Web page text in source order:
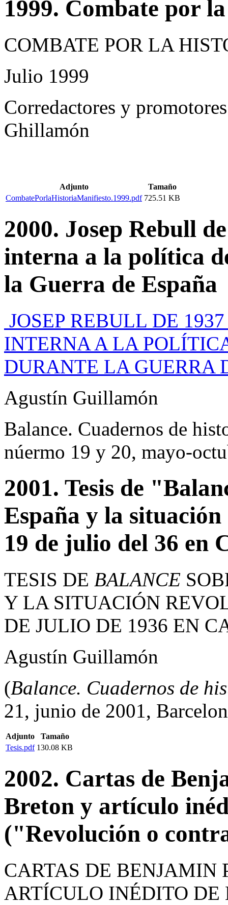
1999. Combate por
COMBATE POR LA
Julio 1999
Corredactores y
Ghillamón
Adjunto
Tamaño
CombatePorlaHistoriaManifiesto.1999.pdf 725.51 KB
2000. Josep Rebull
interna a la política
la Guerra de España
JOSEP REBULL DE
INTERNA A LA
DURANTE LA GUERRA
Agustín Guillamón
Balance. Cuadernos de
núermo 19 y 20, mayo-
2001. Tesis de
España y la
19 de julio del 36 en
TESIS DE BALANCE
Y LA SITUACIÓN
DE JULIO DE 1936 EN
Agustín Guillamón
(Balance. Cuadernos de
21, junio de 2001,
Adjunto
Tamaño
Tesis.pdf 130.08 KB
2002. Cartas de
Breton y artículo
("Revolución o
CARTAS DE BENJAMIN
ARTÍCULO INÉDITO DE